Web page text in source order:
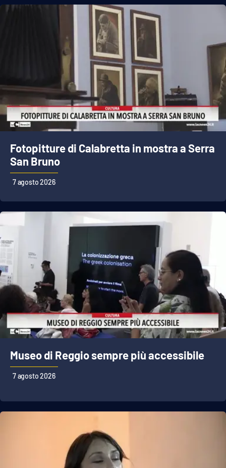
Meteo
Ambiente
Cronaca
Cultura
Economia e Lavoro
Sport
RUBRICHE
Good Morning Vietnam
Parchi Marini Calabria
Leggendo Alvaro insieme
Imprese Di Calabria
Le perfidie di Antonella Grippo
Venti di comunicazione
Fotopitture di Calabretta in mostra a Serra
San Bruno
7 agosto 2026
Museo di Reggio sempre più accessibile
7 agosto 2026